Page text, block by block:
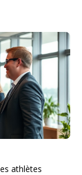
athlètes